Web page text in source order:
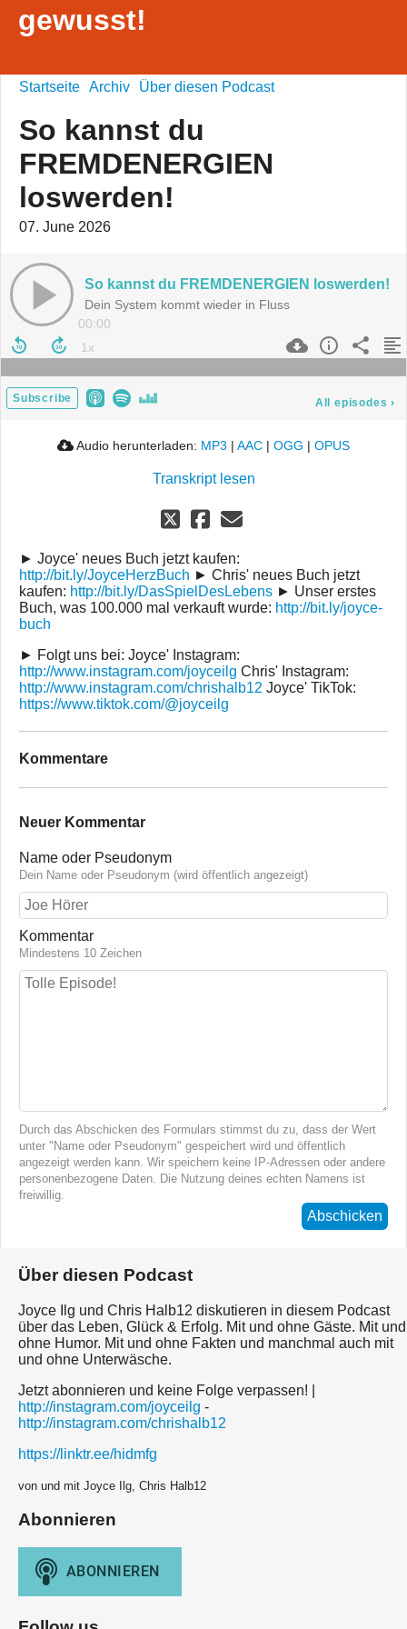
gewusst!
Startseite Archiv Über diesen Podcast
So kannst du
FREMDENERGIEN
loswerden!
07. June 2026
So kannst du FREMDENERGIEN loswerden!
Dein System kommt wieder in Fluss
00:00
Subscribe All episodes ›
Audio herunterladen: MP3 | AAC | OGG | OPUS
Transkript lesen
► Joyce' neues Buch jetzt kaufen:
http://bit.ly/JoyceHerzBuch ► Chris' neues Buch jetzt
kaufen: http://bit.ly/DasSpielDesLebens ► Unser erstes
Buch, was 100.000 mal verkauft wurde: http://bit.ly/joyce-
buch
► Folgt uns bei: Joyce' Instagram:
http://www.instagram.com/joyceilg Chris' Instagram:
http://www.instagram.com/chrishalb12 Joyce' TikTok:
https://www.tiktok.com/@joyceilg
Kommentare
Neuer Kommentar
Name oder Pseudonym
Dein Name oder Pseudonym (wird öffentlich angezeigt)
Kommentar
Mindestens 10 Zeichen
Durch das Abschicken des Formulars stimmst du zu, dass der Wert
unter "Name oder Pseudonym" gespeichert wird und öffentlich
angezeigt werden kann. Wir speichern keine IP-Adressen oder andere
personenbezogene Daten. Die Nutzung deines echten Namens ist
freiwillig.
Abschicken
Über diesen Podcast
Joyce Ilg und Chris Halb12 diskutieren in diesem Podcast
über das Leben, Glück & Erfolg. Mit und ohne Gäste. Mit und
ohne Humor. Mit und ohne Fakten und manchmal auch mit
und ohne Unterwäsche.
Jetzt abonnieren und keine Folge verpassen! |
http://instagram.com/joyceilg -
http://instagram.com/chrishalb12
https://linktr.ee/hidmfg
von und mit Joyce Ilg, Chris Halb12
Abonnieren